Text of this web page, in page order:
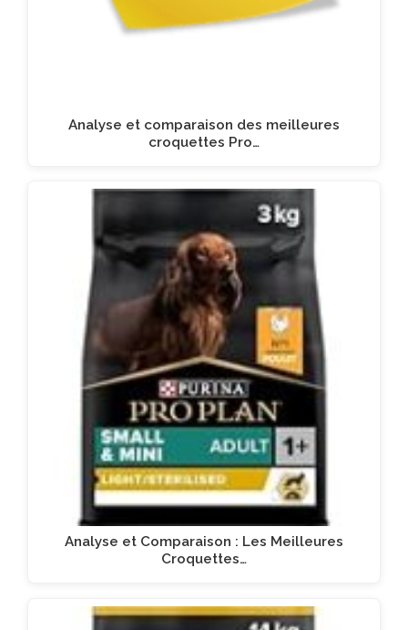
Analyse et comparaison des meilleures
croquettes Pro…
Analyse et Comparaison : Les Meilleures
Croquettes…